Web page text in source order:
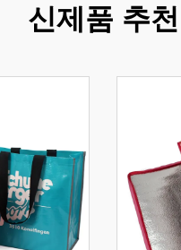
신제품 추천